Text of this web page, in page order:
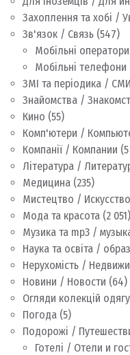
Захоплення та хобі /
Зв'язок / Связь (547)
Мобільні
Мобільні
ЗМІ та періодика / СМИ
Знайомства /
Кино (55)
Комп'ютери /
Компанії / Компании
Література /
Медицина (235)
Мистецтво / Искусство
Мода та красота (2 051)
Музика та mp3 /
Наука та освіта /
Нерухомість /
Новини / Новости (64)
Огляди колекцій
Погода (5)
Подорожі /
Готелі / Отели и